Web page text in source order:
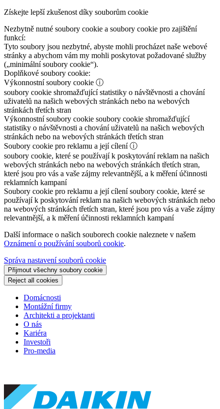
Získejte lepší zkušenost díky souborům cookie
Nezbytně nutné soubory cookie a soubory cookie pro zajištění
funkcí:
Tyto soubory jsou nezbytné, abyste mohli procházet naše webové
stránky a abychom vám my mohli poskytovat požadované služby
(„minimální soubory cookie“).
Doplňkové soubory cookie:
Výkonnostní soubory cookie ⓘ
soubory cookie shromažďující statistiky o návštěvnosti a chování
uživatelů na našich webových stránkách nebo na webových
stránkách třetích stran
Výkonnostní soubory cookie soubory cookie shromažďující
statistiky o návštěvnosti a chování uživatelů na našich webových
stránkách nebo na webových stránkách třetích stran
Soubory cookie pro reklamu a její cílení ⓘ
soubory cookie, které se používají k poskytování reklam na našich
webových stránkách nebo na webových stránkách třetích stran,
které jsou pro vás a vaše zájmy relevantnější, a k měření účinnosti
reklamních kampaní
Soubory cookie pro reklamu a její cílenísoubory cookie, které se
používají k poskytování reklam na našich webových stránkách nebo
na webových stránkách třetích stran, které jsou pro vás a vaše zájmy
relevantnější, a k měření účinnosti reklamních kampaní
Další informace o našich souborech cookie naleznete v našem
Oznámení o používání souborů cookie.
Správa nastavení souborů cookie
Přijmout všechny soubory cookie
Reject all cookies
Domácnosti
Montážní firmy
Architekti a projektanti
O nás
Kariéra
Investoři
Pro-media